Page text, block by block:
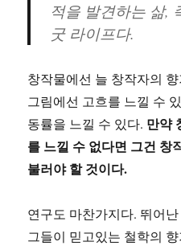
적을 발견하는 삶,
굿 라이프다.
창작물에선 늘 창작자의
그림에선 고흐를 느낄 수
동률을 느낄 수 있다. 만약
를 느낄 수 없다면 그건 창
불러야 할 것이다.
연구도 마찬가지다. 뛰어
그들이 믿고있는 철학의